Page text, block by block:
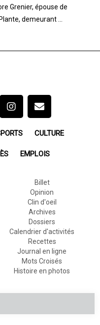
Grenier, épouse de
demeurant ...
CULTURE
EMPLOIS
Billet
Opinion
Clin d'oeil
Archives
Dossiers
Calendrier d'activités
Recettes
Journal en ligne
Mots Croisés
Histoire en photos